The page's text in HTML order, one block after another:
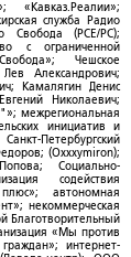
«Кавказ.Реалии»;
служба Радио
(PCE/PC);
с ограниченной
Чешское
Александрович;
Камалягин Денис
Николаевич;
межрегиональная
инициатив и
Петербургский
(Oxxxymiron);
Социально-
содействия
автономная
некоммерческая
Благотворительный
«Мы против
интернет-